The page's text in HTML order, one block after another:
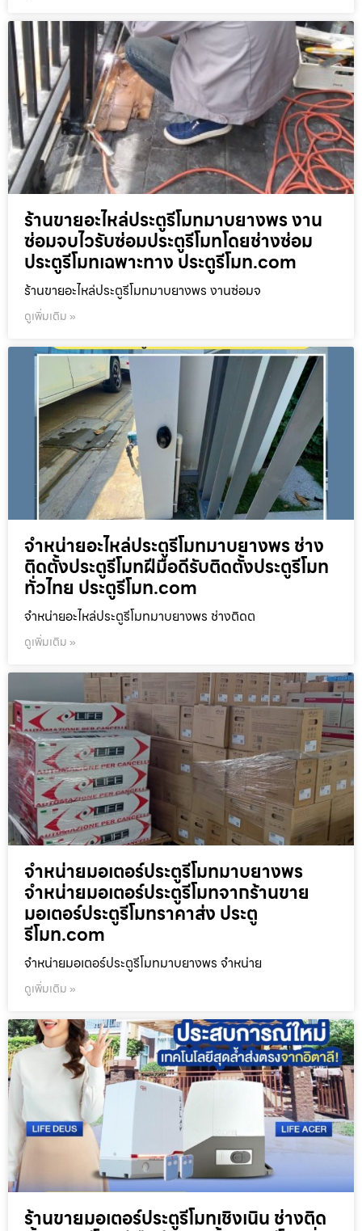
ร้านขายอะไหล่ประตูรีโมทมาบยางพร งาน
ซ่อมจบไวรับซ่อมประตูรีโมทโดยช่างซ่อม
ประตูรีโมทเฉพาะทาง ประตูรีโมท.com
ร้านขายอะไหล่ประตูรีโมทมาบยางพร งานซ่อมจ
ดูเพิ่มเติม »
จำหน่ายอะไหล่ประตูรีโมทมาบยางพร ช่าง
ติดตั้งประตูรีโมทฝีมือดีรับติดตั้งประตูรีโมท
ทั่วไทย ประตูรีโมท.com
จำหน่ายอะไหล่ประตูรีโมทมาบยางพร ช่างติดต
ดูเพิ่มเติม »
จำหน่ายมอเตอร์ประตูรีโมทมาบยางพร
จำหน่ายมอเตอร์ประตูรีโมทจากร้านขาย
มอเตอร์ประตูรีโมทราคาส่ง ประตู
รีโมท.com
จำหน่ายมอเตอร์ประตูรีโมทมาบยางพร จำหน่าย
ดูเพิ่มเติม »
ร้านขายมอเตอร์ประตูรีโมทเชิงเนิน ช่างติด